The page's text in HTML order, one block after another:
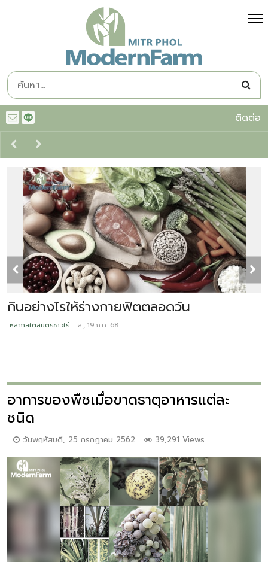
ติดต่อ
กินอย่างไรให้ร่างกายฟิตตลอดวัน
หลากสไตล์มิตรชาวไร่ ส., 19 ก.ค. 68
อาการของพืชเมื่อขาดธาตุอาหารแต่ละ
ชนิด
วันพฤหัสบดี, 25 กรกฎาคม 2562 39,291 Views